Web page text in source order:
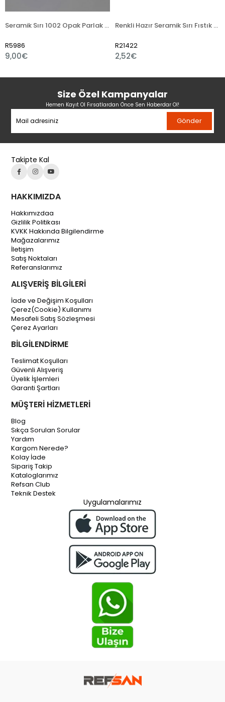
Seramik Sırı 1002 Opak Parlak Toz Renkli Hazır Seramik Sırı Fıstık Yeşili 521-5
Size Özel Kampanyalar
Hemen Kayıt Ol Fırsatlardan Önce Sen Haberdar Ol!
Gönder
Takipte Kal
HAKKIMIZDA
Hakkımızdaa
Gizlilik Politikası
KVKK Hakkında Bilgilendirme
Mağazalarımız
İletişim
Satış Noktaları
Referanslarımız
ALIŞVERİŞ BİLGİLERİ
İade ve Değişim Koşulları
Çerez(Cookie) Kullanımı
Mesafeli Satış Sözleşmesi
Çerez Ayarları
BİLGİLENDİRME
Teslimat Koşulları
Güvenli Alışveriş
Üyelik İşlemleri
Garanti Şartları
MÜŞTERİ HİZMETLERİ
Blog
Sıkça Sorulan Sorular
Yardım
Kargom Nerede?
Kolay İade
Sipariş Takip
Kataloglarımız
Refsan Club
Teknik Destek
Uygulamalarımız